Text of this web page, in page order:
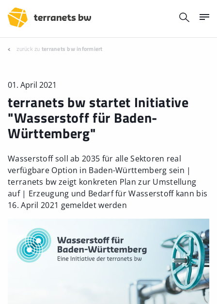
zurück zu terranets bw informiert
01. April 2021
terranets bw startet Initiative
"Wasserstoff für Baden-
Württemberg"
Wasserstoff soll ab 2035 für alle Sektoren real
verfügbare Option in Baden-Württemberg sein |
terranets bw zeigt konkreten Plan zur Umstellung
auf | Erzeugung und Bedarf für Wasserstoff kann bis
16. April 2021 gemeldet werden